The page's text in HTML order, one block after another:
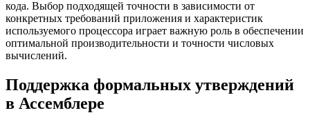
кода. Выбор подходящей точности в зависимости от
конкретных требований приложения и характеристик
используемого процессора играет важную роль в обеспечении
оптимальной производительности и точности числовых
вычислений.
Поддержка формальных утверждений
в Ассемблере